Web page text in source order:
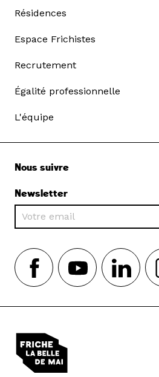
Résidences
Espace Frichistes
Recrutement
Égalité professionnelle
L'équipe
Nous suivre
Newsletter